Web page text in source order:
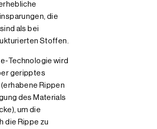
die
als bei
Stoffen.
Technologie wird
geripptes
Rippen
des Materials
um die
die Rippe zu